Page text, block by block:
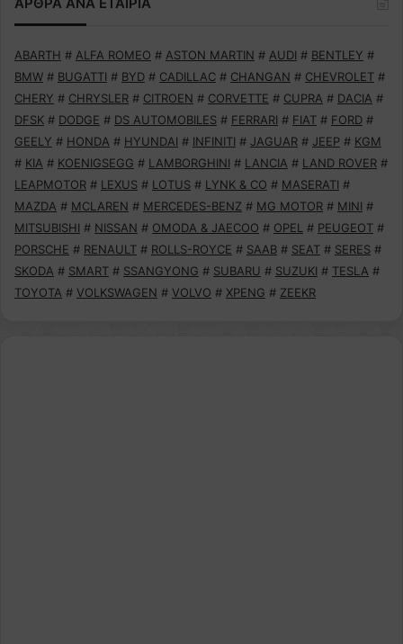
ABARTH # ALFA ROMEO # ASTON MARTIN # AUDI # BENTLEY #
BMW # BUGATTI # BYD # CADILLAC # CHANGAN # CHEVROLET #
CHERY # CHRYSLER # CITROEN # CORVETTE # CUPRA # DACIA #
DFSK # DODGE # DS AUTOMOBILES # FERRARI # FIAT # FORD #
GEELY # HONDA # HYUNDAI # INFINITI # JAGUAR # JEEP # KGM
# KIA # KOENIGSEGG # LAMBORGHINI # LANCIA # LAND ROVER #
LEAPMOTOR # LEXUS # LOTUS # LYNK & CO # MASERATI #
MAZDA # MCLAREN # MERCEDES-BENZ # MG MOTOR # MINI #
MITSUBISHI # NISSAN # OMODA & JAECOO # OPEL # PEUGEOT #
PORSCHE # RENAULT # ROLLS-ROYCE # SAAB # SEAT # SERES #
SKODA # SMART # SSANGYONG # SUBARU # SUZUKI # TESLA #
TOYOTA # VOLKSWAGEN # VOLVO # XPENG # ZEEKR